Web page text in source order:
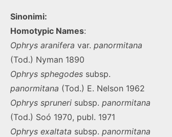
Sinonimi:
Homotypic Names:
Ophrys aranifera var. panormitana
(Tod.) Nyman 1890
Ophrys sphegodes subsp.
panormitana (Tod.) E. Nelson 1962
Ophrys spruneri subsp. panormitana
(Tod.) Soó 1970, publ. 1971
Ophrys exaltata subsp. panormitana